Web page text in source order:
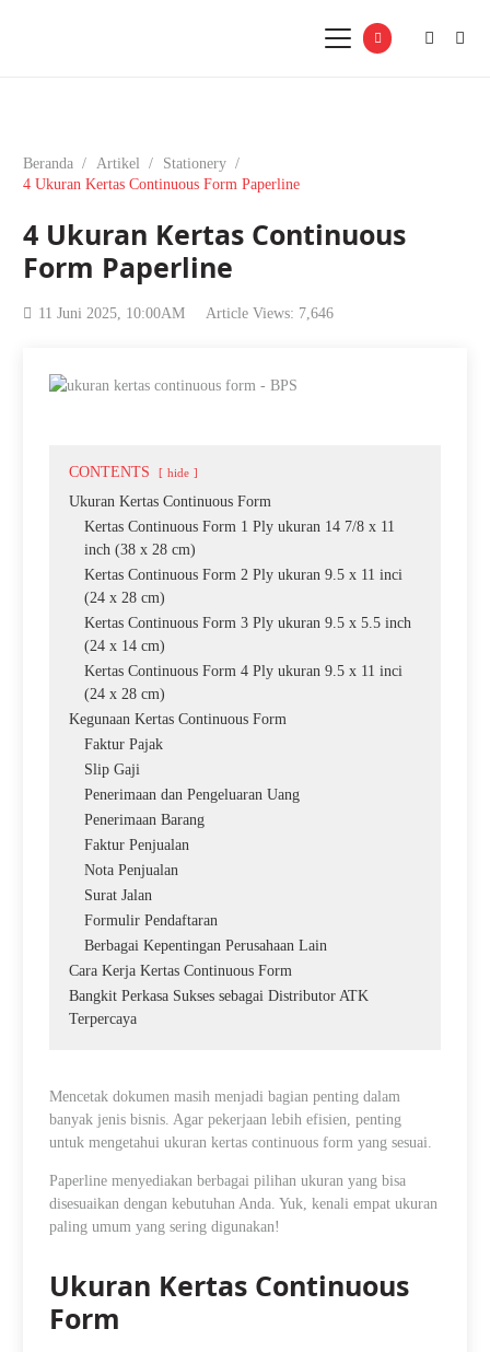
Beranda / Artikel / Stationery /
4 Ukuran Kertas Continuous Form Paperline
4 Ukuran Kertas Continuous
Form Paperline
11 Juni 2025, 10:00AM Article Views: 7,646
CONTENTS hide
Ukuran Kertas Continuous Form
Kertas Continuous Form 1 Ply ukuran 14 7/8 x 11
inch (38 x 28 cm)
Kertas Continuous Form 2 Ply ukuran 9.5 x 11 inci
(24 x 28 cm)
Kertas Continuous Form 3 Ply ukuran 9.5 x 5.5 inch
(24 x 14 cm)
Kertas Continuous Form 4 Ply ukuran 9.5 x 11 inci
(24 x 28 cm)
Kegunaan Kertas Continuous Form
Faktur Pajak
Slip Gaji
Penerimaan dan Pengeluaran Uang
Penerimaan Barang
Faktur Penjualan
Nota Penjualan
Surat Jalan
Formulir Pendaftaran
Berbagai Kepentingan Perusahaan Lain
Cara Kerja Kertas Continuous Form
Bangkit Perkasa Sukses sebagai Distributor ATK
Terpercaya
Mencetak dokumen masih menjadi bagian penting dalam
banyak jenis bisnis. Agar pekerjaan lebih efisien, penting
untuk mengetahui ukuran kertas continuous form yang sesuai.
Paperline menyediakan berbagai pilihan ukuran yang bisa
disesuaikan dengan kebutuhan Anda. Yuk, kenali empat ukuran
paling umum yang sering digunakan!
Ukuran Kertas Continuous
Form